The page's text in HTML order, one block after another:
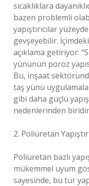
sıcaklıklara
bazen problemli
yapıştırıcılar
gevşeyebilir.
açıklama getiriyor:
yününün poroz
Bu, inşaat
taş yünü
gibi daha güçlü
nedenlerinden
2. Poliüretan
Poliüretan bazlı
mükemmel uyum
sayesinde, bu tür